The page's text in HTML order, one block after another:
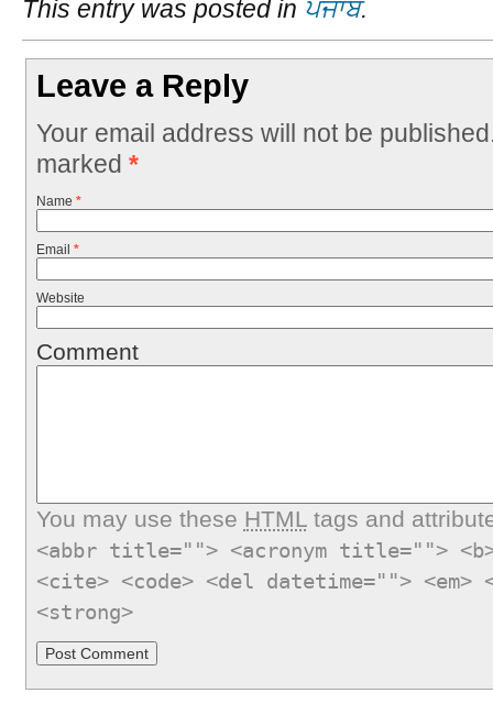
This entry was posted in ਪੰਜਾਬ.
Leave a Reply
Your email address will not be
marked *
Name *
Email *
Website
Comment
You may use these HTMLtags and
<abbr title=""> <acronym title="">
<cite> <code> <del datetime="">
<strong>